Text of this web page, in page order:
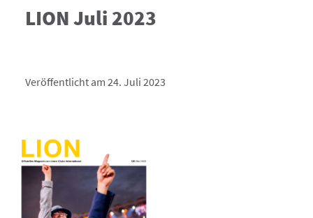
LION Juli 2023
Veröffentlicht am 24. Juli 2023